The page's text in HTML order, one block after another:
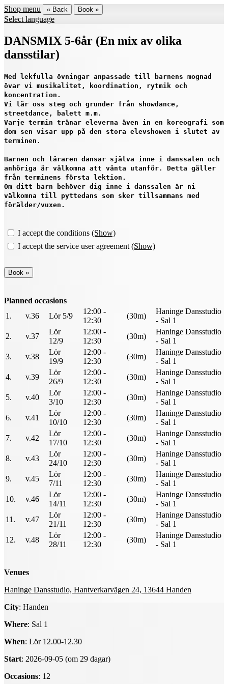
Shop menu « Back Book »
Select language
DANSMIX 5-6år (En mix av olika
dansstilar)
Med lekfulla övningar anpassade till barnens mognad
övar vi musikalitet, koordination, rytmik och
koncentration.
Vi lär oss steg och grunder från showdance,
streetdance, balett m.m.
Varje termin tränar eleverna även in en koreografi som
dom sen visar upp på den stora elevshowen i slutet av
terminen.
Barnen och läraren dansar själva inne i danssalen och
anhöriga är välkomna att vänta utanför. Detta gäller
från terminens första lektion.
Om ditt barn behöver dig inne i danssalen är ni
välkomna till pyttedans som sker tillsammans med
förälder/vuxen.
I accept the conditions (Show)
I accept the service user agreement (Show)
Planned occasions
1.
v.36 Lör 5/9
12:00 -
12:30
(30m)
Haninge Dansstudio
- Sal 1
2.
v.37
Lör
12/9
12:00 -
12:30
(30m)
Haninge Dansstudio
- Sal 1
3.
v.38
Lör
19/9
12:00 -
12:30
(30m)
Haninge Dansstudio
- Sal 1
4.
v.39
Lör
26/9
12:00 -
12:30
(30m)
Haninge Dansstudio
- Sal 1
5.
v.40
Lör
3/10
12:00 -
12:30
(30m)
Haninge Dansstudio
- Sal 1
6.
v.41
Lör
10/10
12:00 -
12:30
(30m)
Haninge Dansstudio
- Sal 1
7.
v.42
Lör
17/10
12:00 -
12:30
(30m)
Haninge Dansstudio
- Sal 1
8.
v.43
Lör
24/10
12:00 -
12:30
(30m)
Haninge Dansstudio
- Sal 1
9.
v.45
Lör
7/11
12:00 -
12:30
(30m)
Haninge Dansstudio
- Sal 1
10.
v.46
Lör
14/11
12:00 -
12:30
(30m)
Haninge Dansstudio
- Sal 1
11.
v.47
Lör
21/11
12:00 -
12:30
(30m)
Haninge Dansstudio
- Sal 1
12.
v.48
Lör
28/11
12:00 -
12:30
(30m)
Haninge Dansstudio
- Sal 1
Venues
Haninge Dansstudio, Hantverkarvägen 24, 13644 Handen
City: Handen
Where: Sal 1
When: Lör 12.00-12.30
Start: 2026-09-05 (om 29 dagar)
Occasions: 12